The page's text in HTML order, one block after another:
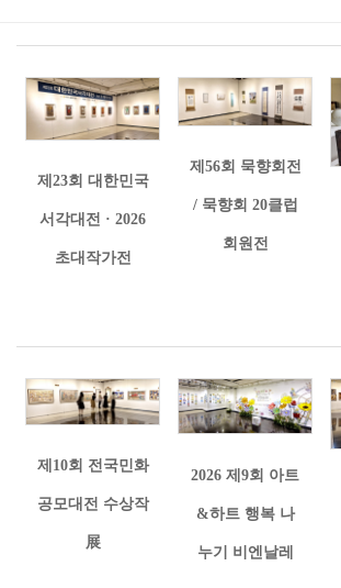
제23회 대한민국
서각대전 · 2026
초대작가전
제56회 묵향회전
/ 묵향회 20클럽
회원전
제10회 전국민화
공모대전 수상작
展
2026 제9회 아트
&하트 행복 나
누기 비엔날레